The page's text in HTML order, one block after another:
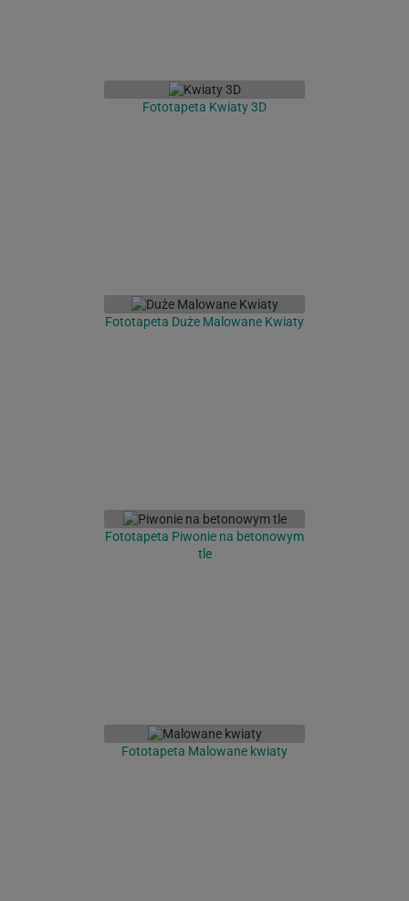
Fototapeta Kwiaty 3D
Fototapeta Duże Malowane Kwiaty
Fototapeta Piwonie na betonowym
tle
Fototapeta Malowane kwiaty